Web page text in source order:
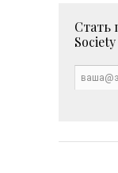
Стать
Society